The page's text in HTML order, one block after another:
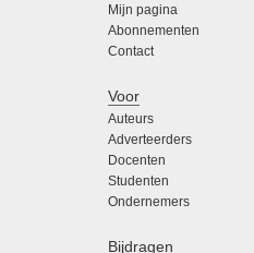
Mijn pagina
Abonnementen
Contact
Voor
Auteurs
Adverteerders
Docenten
Studenten
Ondernemers
Bijdragen